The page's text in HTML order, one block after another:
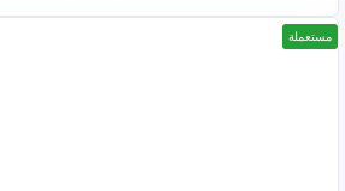
مستعملة